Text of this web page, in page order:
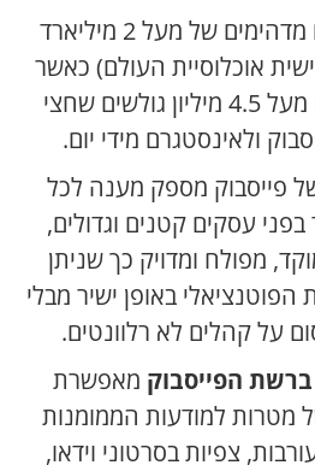
לרשתות אלו נתונים מדהימים של מעל 2 מיליארד
אוכלוסיית העולם) כאשר
בישראל בלבד ישנם מעל 4.5 מיליון גולשים שחצי
ולאינסטגרם מידי יום.
פייסבוק מספק מענה לכל
עסקים קטנים וגדולים,
מפולח ומדויק כך שניתן
באופן ישיר מבלי
על קהלים לא רלוונטים.
הפייסבוק מאפשרת
מטרות למודעות הממומנות
צפיות בסרטוני וידאו,